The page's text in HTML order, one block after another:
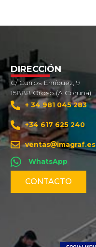
DIRECCIÓN
C/ Curros Enríquez, 9
15888 Oroso (A Coruña)
+ 34 981 045 283
+34 617 625 240
ventas
imagraf.es
WhatsApp
CONTACTO